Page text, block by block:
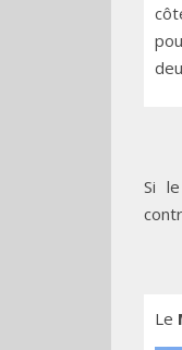
Si le
Le